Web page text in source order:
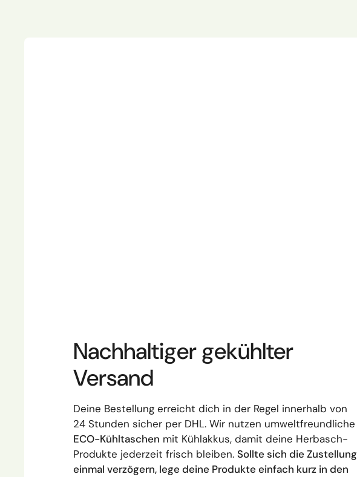
Nachhaltiger gekühlter
Versand
Deine Bestellung erreicht dich in der Regel innerhalb von
24 Stunden sicher per DHL. Wir nutzen umweltfreundliche
ECO-Kühltaschen mit Kühlakkus, damit deine Herbasch-
Produkte jederzeit frisch bleiben. Sollte sich die Zustellung
einmal verzögern, lege deine Produkte einfach kurz in den